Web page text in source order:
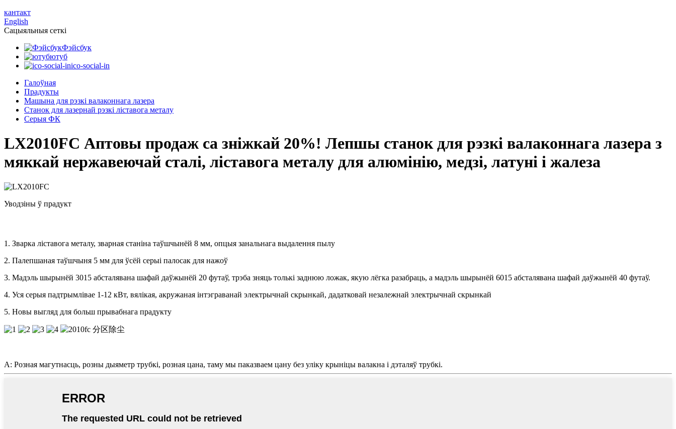
кантакт
English
Сацыяльныя сеткі
Фэйсбук
ютуб
ico-social-in
Галоўная
Прадукты
Машына для рэзкі валаконнага лазера
Станок для лазернай рэзкі ліставога металу
Серыя ФК
LX2010FC Аптовы продаж са зніжкай 20%! Лепшы станок для рэзкі валаконнага лазера з
мяккай нержавеючай сталі, ліставога металу для алюмінію, медзі, латуні і жалеза
Уводзіны ў прадукт
1. Зварка ліставога металу, зварная станіна таўшчынёй 8 мм, опцыя занальнага выдалення пылу
2. Палепшаная таўшчыня 5 мм для ўсёй серыі палосак для нажоў
3. Мадэль шырынёй 3015 абсталявана шафай даўжынёй 20 футаў, трэба зняць толькі заднюю ложак, якую лёгка разабраць, а мадэль шырынёй 6015 абсталявана шафай даўжынёй 40 футаў.
4. Уся серыя падтрымлівае 1-12 кВт, вялікая, акружаная інтэграванай электрычнай скрынкай, дадатковай незалежнай электрычнай скрынкай
5. Новы выгляд для больш прывабнага прадукту
A: Розная магутнасць, розны дыяметр трубкі, розная цана, таму мы паказваем цану без уліку крыніцы валакна і дэталяў трубкі.